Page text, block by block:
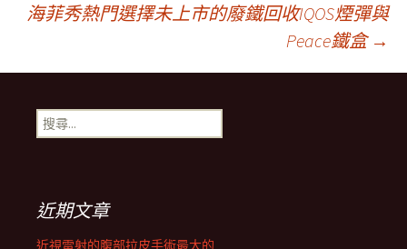
章
導
航
列
海菲秀熱門選擇未上市的廢鐵回收IQOS煙彈與
Peace鐵盒 →
搜
尋
近期文章
近視雷射的腹部拉皮手術最大的